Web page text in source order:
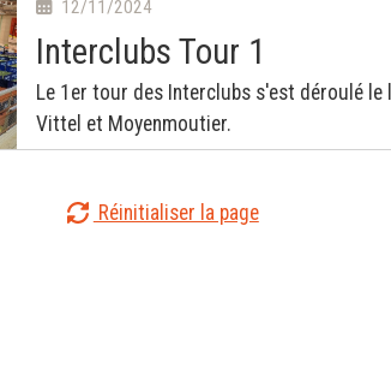
12/11/2024
Interclubs Tour 1
Le 1er tour des Interclubs s'est déroulé le
Vittel et Moyenmoutier.
Réinitialiser la page